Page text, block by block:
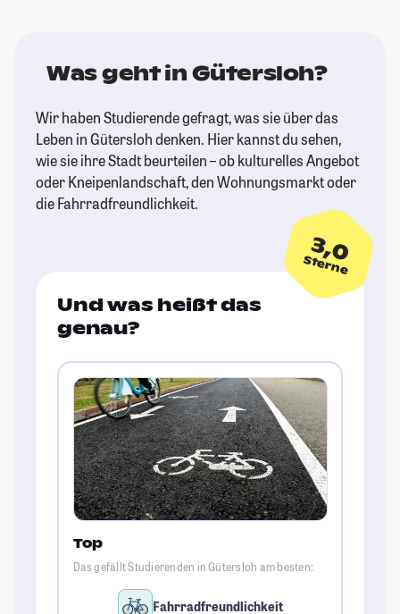
Was geht in Gütersloh?
Wir haben Studierende gefragt, was sie über das
Leben in Gütersloh denken. Hier kannst du sehen,
wie sie ihre Stadt beurteilen – ob kulturelles Angebot
oder Kneipenlandschaft, den Wohnungsmarkt oder
die Fahrradfreundlichkeit.
3,0
Sterne
Und was heißt das
genau?
Top
Das gefällt Studierenden in Gütersloh am besten:
Fahrradfreundlichkeit